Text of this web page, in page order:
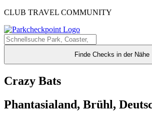
CLUB TRAVEL COMMUNITY
Finde Checks in der Nähe
Crazy Bats
Phantasialand, Brühl,